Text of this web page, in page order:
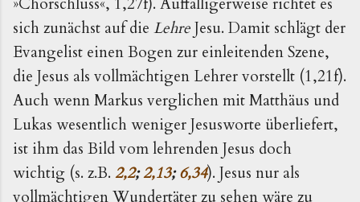
sich zunächst auf die LehreJesu. Damit schlägt der
Evangelist einen Bogen zur einleitenden Szene,
die Jesus als vollmächtigen Lehrer vorstellt (1,21f).
Auch wenn Markus verglichen mit Matthäus und
Lukas wesentlich weniger Jesusworte überliefert,
ist ihm das Bild vom lehrenden Jesus doch
wichtig (s. z.B. 2,2;2,13;6,34). Jesus nur als
vollmächtigen Wundertäter zu sehen wäre zu